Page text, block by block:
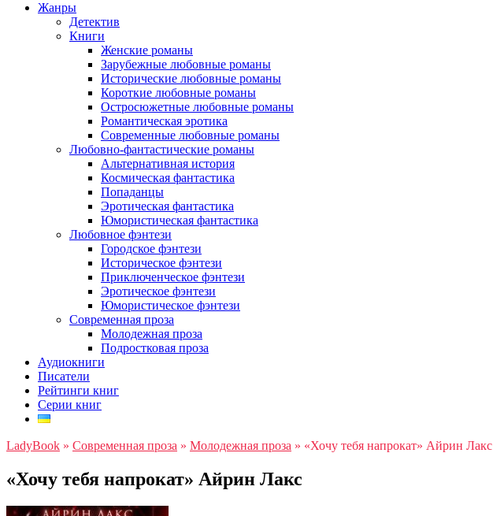
Жанры
Детектив
Книги
Женские романы
Зарубежные любовные романы
Исторические любовные романы
Короткие любовные романы
Остросюжетные любовные романы
Романтическая эротика
Современные любовные романы
Любовно-фантастические романы
Альтернативная история
Космическая фантастика
Попаданцы
Эротическая фантастика
Юмористическая фантастика
Любовное фэнтези
Городское фэнтези
Историческое фэнтези
Приключенческое фэнтези
Эротическое фэнтези
Юмористическое фэнтези
Современная проза
Молодежная проза
Подростковая проза
Аудиокниги
Писатели
Рейтинги книг
Серии книг
LadyBook » Современная проза » Молодежная проза » «Хочу тебя напрокат» Айрин Лакс
«Хочу тебя напрокат» Айрин Лакс